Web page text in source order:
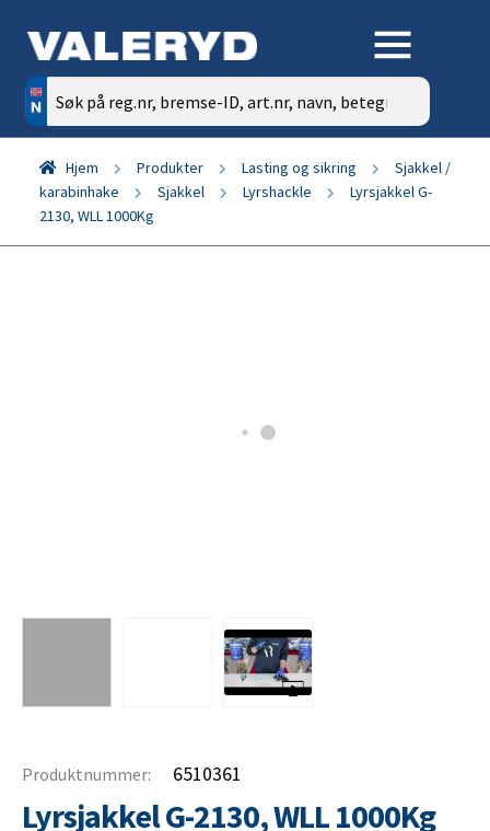
Søk
etter:
Hjem Produkter Lasting og sikring
Sjakkel /
karabinhake
Sjakkel Lyrshackle
Lyrsjakkel G-
2130, WLL 1000Kg
Produktnummer: 6510361
Lyrsjakkel G-2130, WLL 1000Kg